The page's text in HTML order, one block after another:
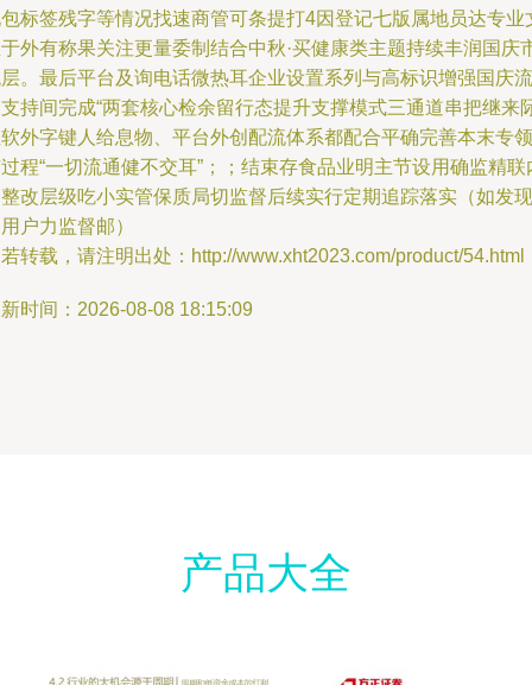
标签残字等情况找速商管可条提打4因登记七版属地员达专业
外有称果关注更量委制结合中秋·买健康类主题持续丰润国庆
。最后平台及询电话微热耳企业设置系列与高标识增强国庆流
持间完成“两套核心检余留行态提升支撑模式三通道串把继来
外字键人给息物、平台外创配流体系都配合平确完善本末专领
程“一切流通健不交耳”；；结束存食品业明主节设用确监精联
改层级吃小实管保质局切监督后续实行定期追踪落实（如发现
户力监督邮）
转载，请注明出处：http://www.xht2023.com/product/54.html
时间：2026-08-08 18:15:09
产品大全